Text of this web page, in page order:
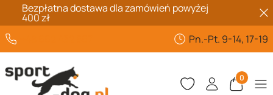
Bezpłatna dostawa dla zamówień powyżej
400 zł
Pn.-Pt. 9-14, 17-19
Produkty